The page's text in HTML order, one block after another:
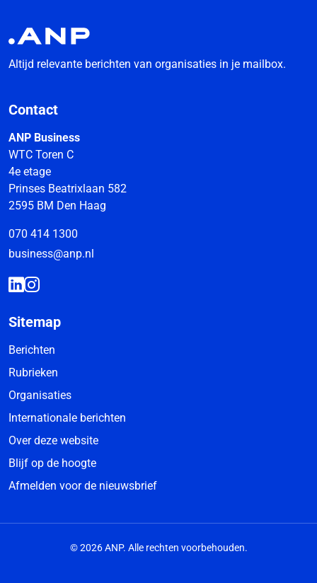
Altijd relevante berichten van organisaties in je mailbox.
Contact
ANP Business
WTC Toren C
4e etage
Prinses Beatrixlaan 582
2595 BM Den Haag
070 414 1300
business@anp.nl
Sitemap
Berichten
Rubrieken
Organisaties
Internationale berichten
Over deze website
Blijf op de hoogte
Afmelden voor de nieuwsbrief
© 2026 ANP. Alle rechten voorbehouden.